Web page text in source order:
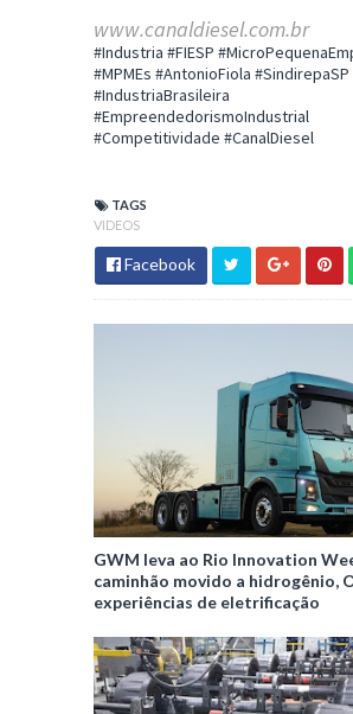
www.canaldiesel.com.br
#Industria #FIESP
#MPMEs #AntonioFiola #SindirepaSP
#IndustriaBrasileira
#EmpreendedorismoIndustrial
#Competitividade #CanalDiesel
TAGS
VIDEOS
Facebook
GWM leva ao Rio Innovation
caminhão movido a hidrogênio,
experiências de eletrificação